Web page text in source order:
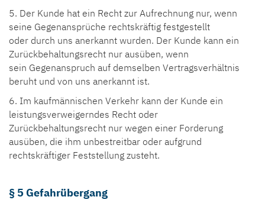
5. Der Kunde hat ein Recht zur Aufrechnung nur, wenn
seine Gegenansprüche rechtskräftig festgestellt
oder durch uns anerkannt wurden. Der Kunde kann ein
Zurückbehaltungsrecht nur ausüben, wenn
sein Gegenanspruch auf demselben Vertragsverhältnis
beruht und von uns anerkannt ist.
6. Im kaufmännischen Verkehr kann der Kunde ein
leistungsverweigerndes Recht oder
Zurückbehaltungsrecht nur wegen einer Forderung
ausüben, die ihm unbestreitbar oder aufgrund
rechtskräftiger Feststellung zusteht.
§ 5 Gefahrübergang